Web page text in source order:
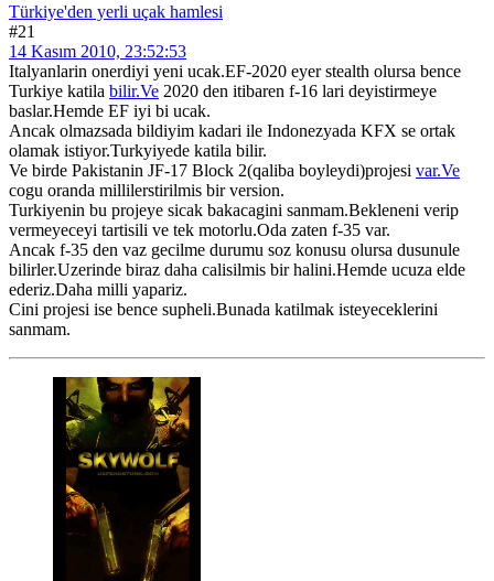
Türkiye'den yerli uçak hamlesi
#21
14 Kasım 2010, 23:52:53
Italyanlarin onerdiyi yeni ucak.EF-2020 eyer stealth olursa bence
Turkiye katila bilir.Ve 2020 den itibaren f-16 lari deyistirmeye
baslar.Hemde EF iyi bi ucak.
Ancak olmazsada bildiyim kadari ile Indonezyada KFX se ortak
olamak istiyor.Turkyiyede katila bilir.
Ve birde Pakistanin JF-17 Block 2(qaliba boyleydi)projesi var.Ve
cogu oranda millilerstirilmis bir version.
Turkiyenin bu projeye sicak bakacagini sanmam.Bekleneni verip
vermeyeceyi tartisili ve tek motorlu.Oda zaten f-35 var.
Ancak f-35 den vaz gecilme durumu soz konusu olursa dusunule
bilirler.Uzerinde biraz daha calisilmis bir halini.Hemde ucuza elde
ederiz.Daha milli yapariz.
Cini projesi ise bence supheli.Bunada katilmak isteyeceklerini
sanmam.